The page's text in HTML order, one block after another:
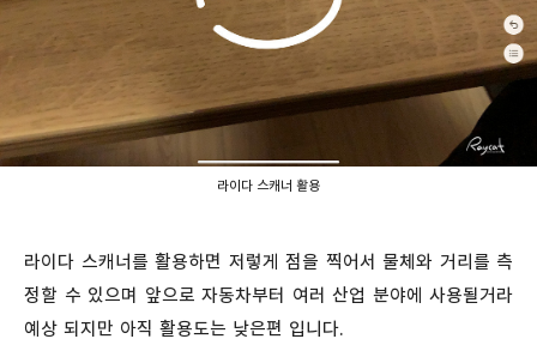
라이다 스캐너 활용
라이다 스캐너를 활용하면 저렇게 점을 찍어서 물체와 거리를 측
정할 수 있으며 앞으로 자동차부터 여러 산업 분야에 사용될거라
예상 되지만 아직 활용도는 낮은편 입니다.